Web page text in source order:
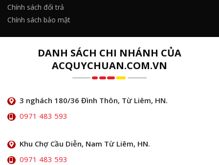
Chính sách đổi trả
Chính sách bảo mật
DANH SÁCH CHI NHÁNH CỦA
ACQUYCHUAN.COM.VN
3 nghách 180/36 Đình Thôn, Từ Liêm, HN.
0971 483 593
Khu Chợ Cầu Diễn, Nam Từ Liêm, HN.
0971 483 593